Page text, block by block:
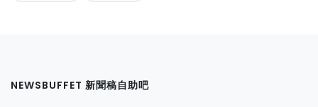
NEWSBUFFET 新聞稿自助吧